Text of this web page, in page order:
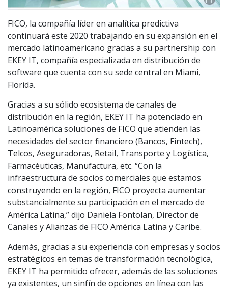
FICO, la compañía líder en analítica predictiva
continuará este 2020 trabajando en su expansión en el
mercado latinoamericano gracias a su partnership con
EKEY IT, compañía especializada en distribución de
software que cuenta con su sede central en Miami,
Florida.
Gracias a su sólido ecosistema de canales de
distribución en la región, EKEY IT ha potenciado en
Latinoamérica soluciones de FICO que atienden las
necesidades del sector financiero (Bancos, Fintech),
Telcos, Aseguradoras, Retail, Transporte y Logística,
Farmacéuticas, Manufactura, etc. “Con la
infraestructura de socios comerciales que estamos
construyendo en la región, FICO proyecta aumentar
substancialmente su participación en el mercado de
América Latina,” dijo Daniela Fontolan, Director de
Canales y Alianzas de FICO América Latina y Caribe.
Además, gracias a su experiencia con empresas y socios
estratégicos en temas de transformación tecnológica,
EKEY IT ha permitido ofrecer, además de las soluciones
ya existentes, un sinfín de opciones en línea con las